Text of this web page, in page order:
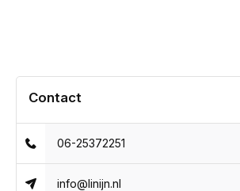
Contact
06-25372251
info@linijn.nl